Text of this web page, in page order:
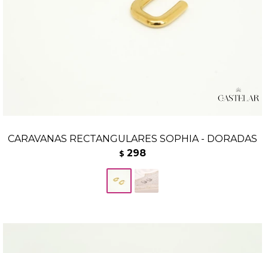
CARAVANAS RECTANGULARES SOPHIA - DORADAS
$ 298